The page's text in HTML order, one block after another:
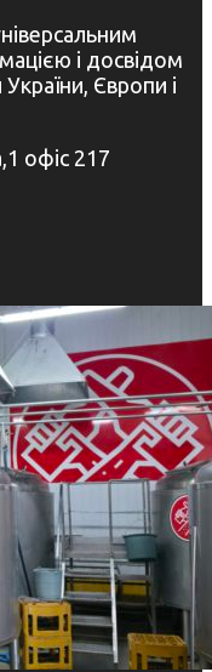
і досвідом
Європи і
офіс 217